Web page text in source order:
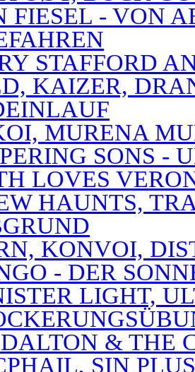
FIESEL - VON
STAFFORD
KAIZER,
MURENA
SONS -
LOVES
HAUNTS,
KONVOI,
- DER
LIGHT,
& THE
SIN